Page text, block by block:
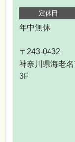
定休日
年中無休
〒243-0432
神奈川県海老
3F